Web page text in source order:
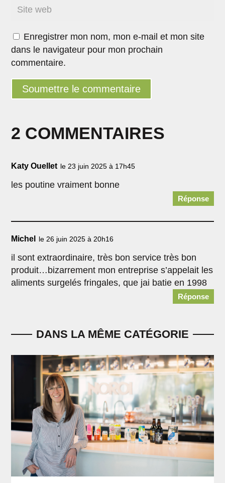
2 COMMENTAIRES
Katy Ouellet le 23 juin 2025 à 17h45
les poutine vraiment bonne
Réponse
Michel le 26 juin 2025 à 20h16
il sont extraordinaire, très bon service très bon
produit…bizarrement mon entreprise s’appelait les
aliments surgelés fringales, que jai batie en 1998
Réponse
Enregistrer mon nom, mon e-mail et mon site
dans le navigateur pour mon prochain
commentaire.
Soumettre le commentaire
DANS LA MÊME CATÉGORIE